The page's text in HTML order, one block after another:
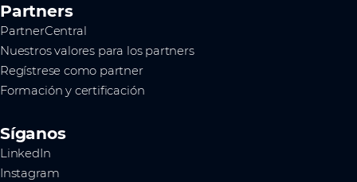
Partners
PartnerCentral
Nuestros valores para los partners
Regístrese como partner
Formación y certificación
Síganos
LinkedIn
Instagram